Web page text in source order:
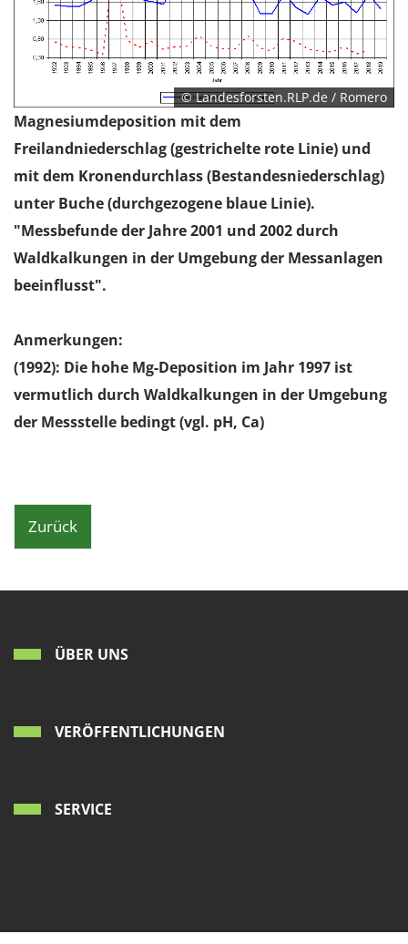
© Landesforsten.RLP.de / Romero
Magnesiumdeposition mit dem
Freilandniederschlag (gestrichelte rote Linie) und
mit dem Kronendurchlass (Bestandesniederschlag)
unter Buche (durchgezogene blaue Linie).
"Messbefunde der Jahre 2001 und 2002 durch
Waldkalkungen in der Umgebung der Messanlagen
beeinflusst".
Anmerkungen:
(1992): Die hohe Mg-Deposition im Jahr 1997 ist
vermutlich durch Waldkalkungen in der Umgebung
der Messstelle bedingt (vgl. pH, Ca)
Zurück
ÜBER UNS
VERÖFFENTLICHUNGEN
SERVICE